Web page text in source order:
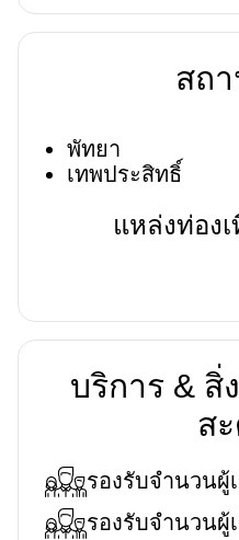
สถ
พัทยา
เทพประสิทธิ์
แหล่งท่อง
บริการ & สิ่
ส
รองรับจำนวนผู้
รองรับจำนวนผู้